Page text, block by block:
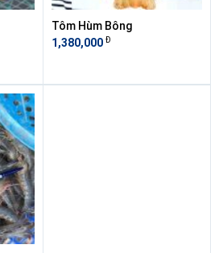
Tôm Hùm Bông
1,380,000 Đ